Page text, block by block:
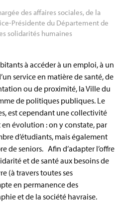
des affaires sociales, de la
Présidente du Département de
solidarités humaines
à accéder à un emploi, à un
service en matière de santé, de
ou de proximité, la Ville du
de politiques publiques. Le
est cependant une collectivité
évolution : on y constate, par
d’étudiants, mais également
de seniors. Afin d’adapter l’offre
et de santé aux besoins de
(à travers toutes ses
en permanence des
et de la société havraise.